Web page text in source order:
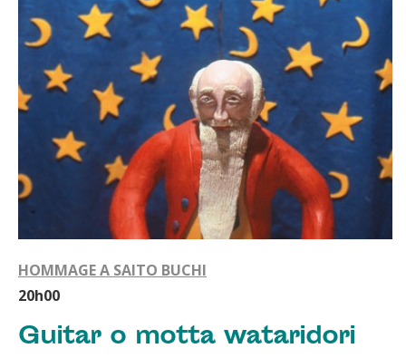
HOMMAGE A SAITO BUCHI
20h00
Guitar o motta wataridori